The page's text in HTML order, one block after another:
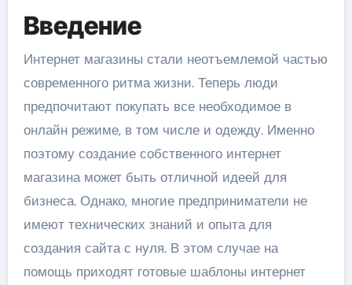
Введение
Интернет магазины стали неотъемлемой частью
современного ритма жизни. Теперь люди
предпочитают покупать все необходимое в
онлайн режиме, в том числе и одежду. Именно
поэтому создание собственного интернет
магазина может быть отличной идеей для
бизнеса. Однако, многие предприниматели не
имеют технических знаний и опыта для
создания сайта с нуля. В этом случае на
помощь приходят готовые шаблоны интернет